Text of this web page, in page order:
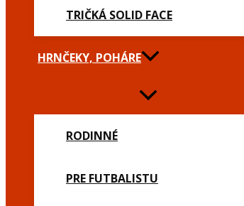
TRIČKÁ SOLID FACE
HRNČEKY, POHÁRE
RODINNÉ
PRE FUTBALISTU